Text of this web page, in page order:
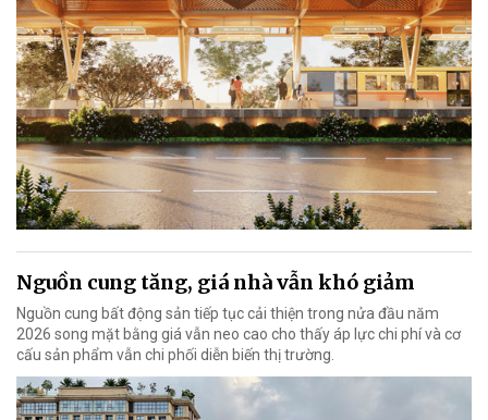
Nguồn cung tăng, giá nhà vẫn khó giảm
Nguồn cung bất động sản tiếp tục cải thiện trong nửa đầu năm
2026 song mặt bằng giá vẫn neo cao cho thấy áp lực chi phí và cơ
cấu sản phẩm vẫn chi phối diễn biến thị trường.